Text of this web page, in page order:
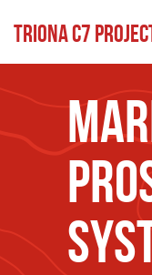
TRIONA C7